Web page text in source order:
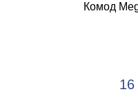
Комод
16